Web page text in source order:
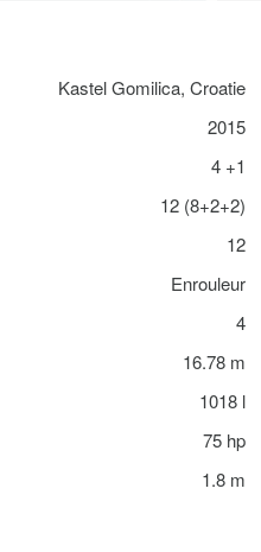
Kastel Gomilica, Croatie
2015
4 +1
12 (8+2+2)
12
Enrouleur
4
16.78 m
1018 l
75 hp
1.8 m